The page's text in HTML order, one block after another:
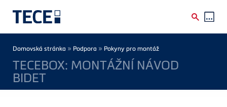
Breadcrumb
Domovská stránka » Podpora » Pokyny pro montáž
TECEBOX: MONTÁŽNÍ NÁVOD
BIDET